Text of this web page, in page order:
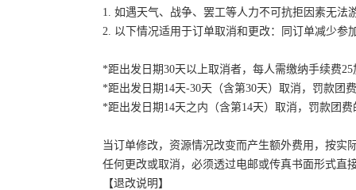
1. 如遇天气、战争、罢工等人力不可抗拒因素无
2. 以下情况适用于订单取消和更改：同订单减少
*距出发日期30天以上取消者，每人需缴纳手续费
*距出发日期14天-30天（含第30天）取消，罚款团
*距出发日期14天之内（含第14天）取消，罚款团费
当订单修改，资源情况改变而产生额外费用，按实
任何更改或取消，必须透过电邮或传真书面形式直
【退改说明】